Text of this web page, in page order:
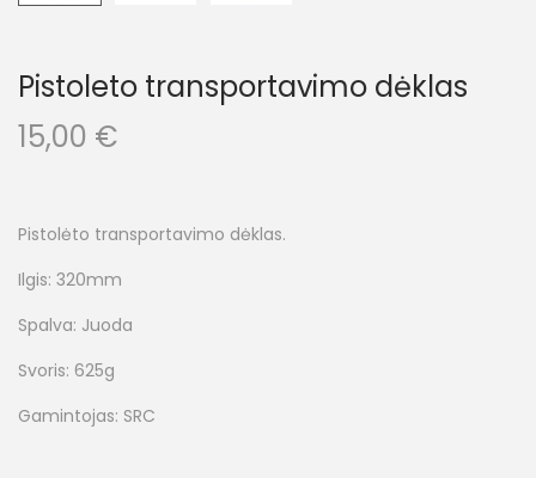
Pistoleto transportavimo dėklas
15,00 €
Pistolėto transportavimo dėklas.
Ilgis: 320mm
Spalva: Juoda
Svoris: 625g
Gamintojas: SRC